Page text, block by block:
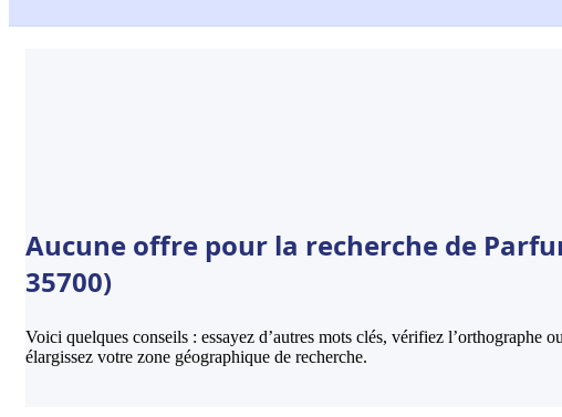
Aucune offre pour la recherche de
35700)
Voici quelques conseils : essayez d’autres mots clés, vérifiez l’orthographe ou
élargissez votre zone géographique de recherche.